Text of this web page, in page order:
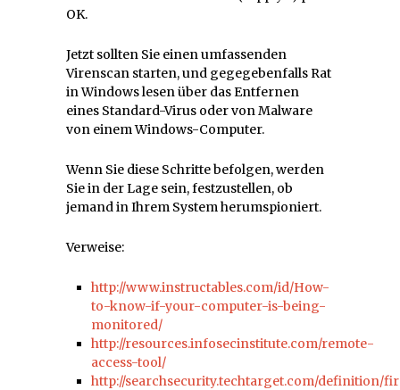
OK.
Jetzt sollten Sie einen umfassenden
Virenscan starten, und gegegebenfalls Rat
in Windows lesen über das Entfernen
eines Standard-Virus oder von Malware
von einem Windows-Computer.
Wenn Sie diese Schritte befolgen, werden
Sie in der Lage sein, festzustellen, ob
jemand in Ihrem System herumspioniert.
Verweise:
http://www.instructables.com/id/How-
to-know-if-your-computer-is-being-
monitored/
http://resources.infosecinstitute.com/remote-
access-tool/
http://searchsecurity.techtarget.com/definition/